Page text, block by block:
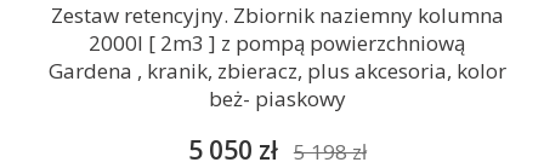
Zestaw retencyjny. Zbiornik naziemny kolumna
2000l [ 2m3 ] z pompą powierzchniową
Gardena , kranik, zbieracz, plus akcesoria, kolor
beż- piaskowy
5 050 zł 5 198 zł